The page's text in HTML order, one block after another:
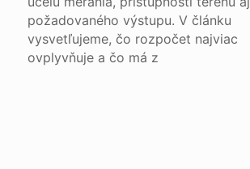
požadovaného výstupu. V článku
vysvetľujeme, čo rozpočet najviac
ovplyvňuje a čo má z